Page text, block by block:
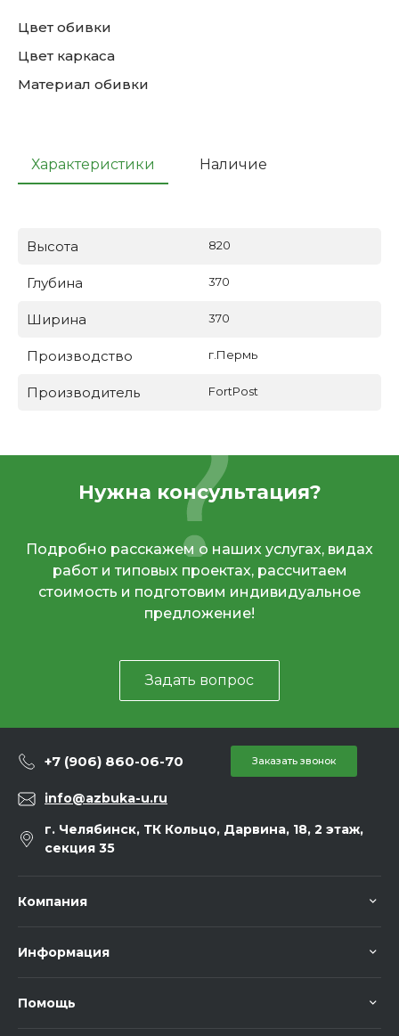
Цвет обивки
Цвет каркаса
Материал обивки
Характеристики Наличие
Высота 820
Глубина 370
Ширина 370
Производство г.Пермь
Производитель FortPost
Нужна консультация?
Подробно расскажем о наших услугах, видах
работ и типовых проектах, рассчитаем
стоимость и подготовим индивидуальное
предложение!
Задать вопрос
+7 (906) 860-06-70 Заказать звонок
info@azbuka-u.ru
г. Челябинск, ТК Кольцо, Дарвина, 18, 2 этаж,
секция 35
Компания
Информация
Помощь